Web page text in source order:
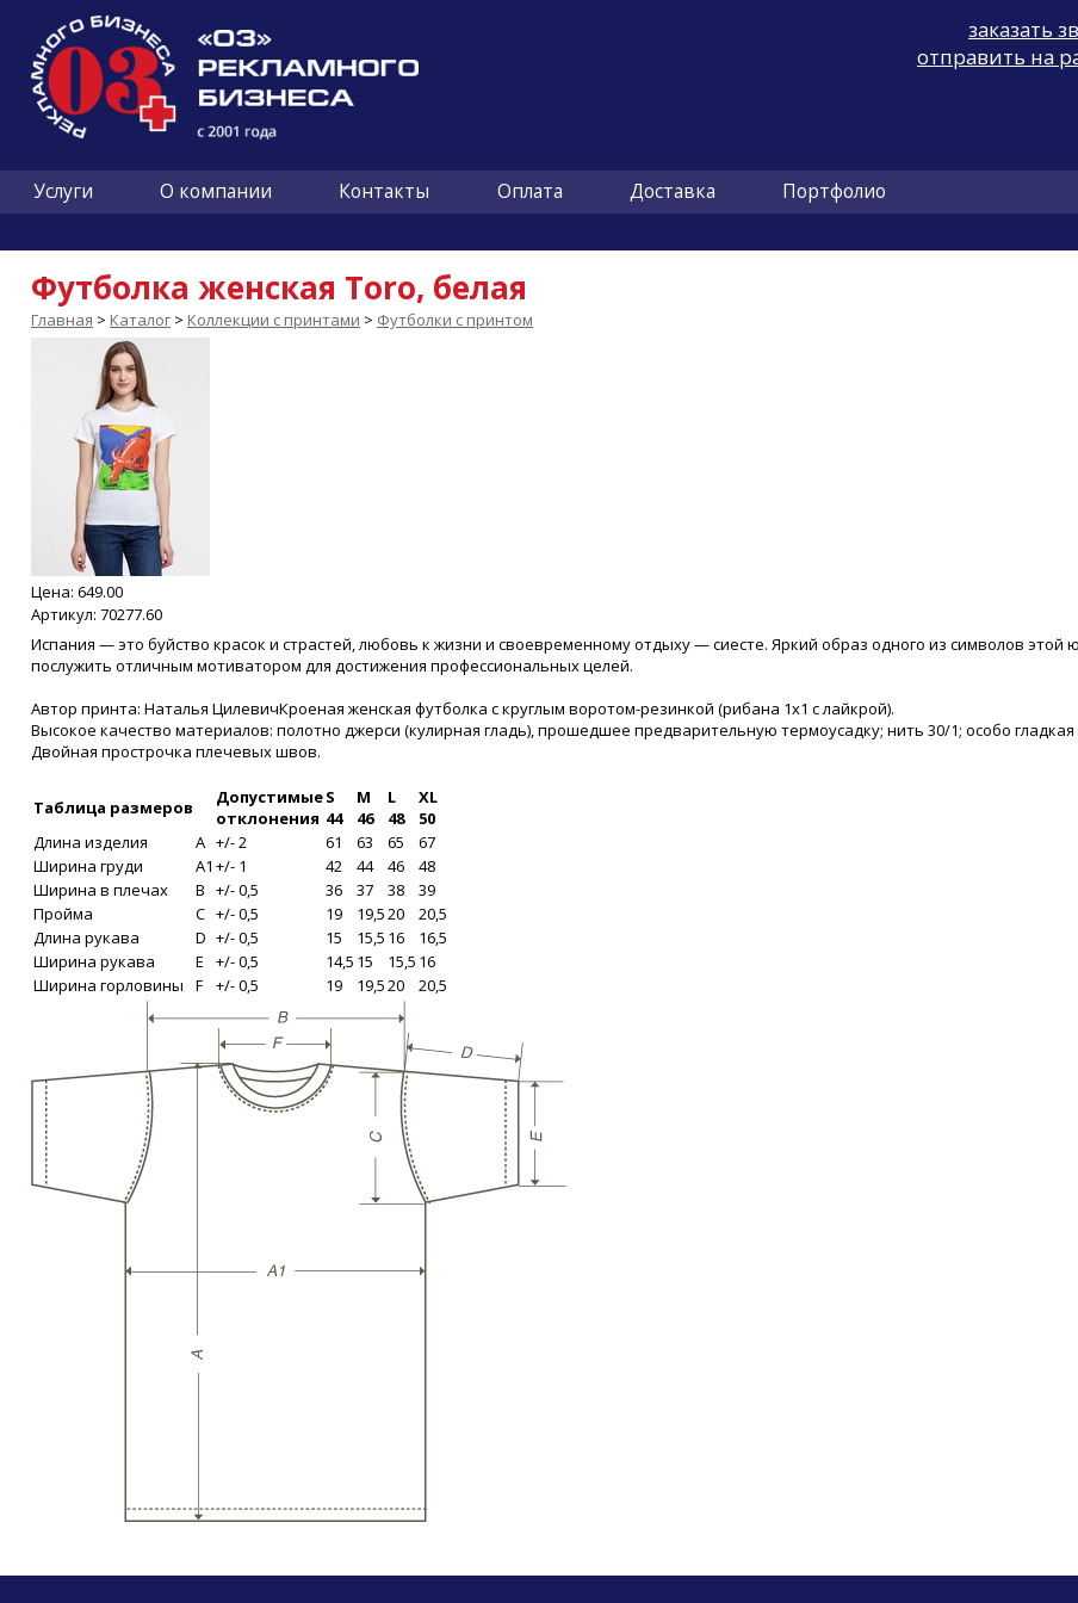
заказать
отправить на
Услуги О компании Контакты Оплата Доставка Портфолио
Футболка женская Toro, белая
Главная > Каталог > Коллекции с принтами > Футболки с принтом
Цена: 649.00
Артикул: 70277.60
Испания — это буйство красок и страстей, любовь к жизни и своевременному отдыху — сиесте. Яркий образ одного из символов
послужить отличным мотиватором для достижения профессиональных целей.
Автор принта: Наталья ЦилевичКроеная женская футболка с круглым воротом-резинкой (рибана 1x1 с лайкрой).
Высокое качество материалов: полотно джерси (кулирная гладь), прошедшее предварительную термоусадку; нить 30/1; особо
Двойная прострочка плечевых швов.
Таблица размеров
Допустимые
отклонения
S
44
M
46
L
48
XL
50
Длина изделия
A +/- 2 61 63 65
67
Ширина груди
A1 +/- 1 42 44 46
48
Ширина в плечах
B +/- 0,5 36 37 38
39
Пройма
C +/- 0,5 19 19,520
20,5
Длина рукава
D +/- 0,5 15 15,5 16
16,5
Ширина рукава
E +/- 0,5 14,5 15 15,5 16
Ширина горловины
F +/- 0,5 19 19,520 20,5